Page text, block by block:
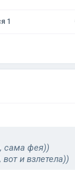
1
сама фея))
и взлетела))